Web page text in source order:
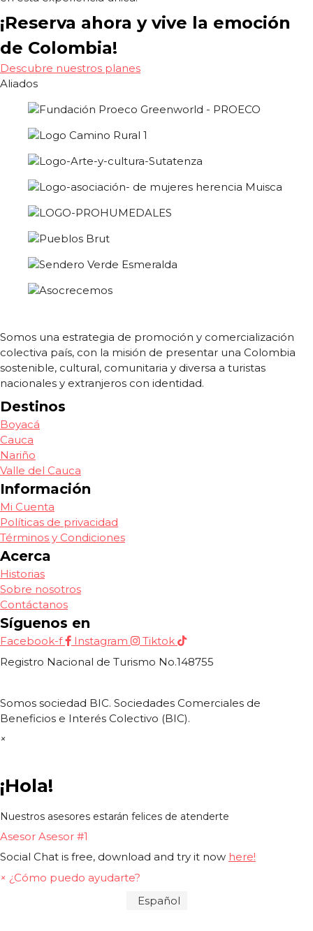
¡Reserva ahora y vive la emoción
de Colombia!
Descubre nuestros planes
Aliados
Somos una estrategia de promoción y comercialización
colectiva país, con la misión de presentar una Colombia
sostenible, cultural, comunitaria y diversa a turistas
nacionales y extranjeros con identidad.
Destinos
Boyacá
Cauca
Nariño
Valle del Cauca
Información
Mi Cuenta
Políticas de privacidad
Términos y Condiciones
Acerca
Historias
Sobre nosotros
Contáctanos
Síguenos en
Facebook-f Instagram
Tiktok
Registro Nacional de Turismo No.148755
Somos sociedad BIC. Sociedades Comerciales de
Beneficios e Interés Colectivo (BIC).
×
¡Hola!
Nuestros asesores estarán felices de atenderte
Asesor Asesor #1
Social Chat is free, download and try it now here!
× ¿Cómo puedo ayudarte?
Español